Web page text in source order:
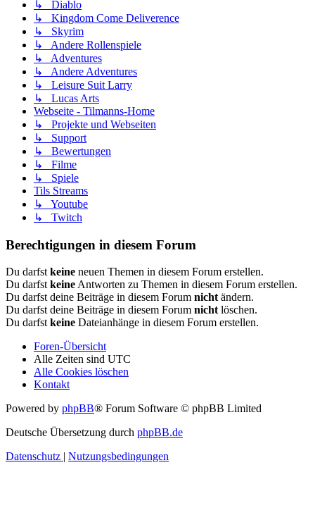
↳ Diablo
↳ Kingdom Come Deliverence
↳ Skyrim
↳ Andere Rollenspiele
↳ Adventures
↳ Andere Adventures
↳ Leisure Suit Larry
↳ Lucas Arts
Webseite - Tilmanns-Home
↳ Projekte und Webseiten
↳ Support
↳ Bewertungen
↳ Filme
↳ Spiele
Tils Streams
↳ Youtube
↳ Twitch
Berechtigungen in diesem Forum
Du darfst keine neuen Themen in diesem Forum erstellen.
Du darfst keine Antworten zu Themen in diesem Forum erstellen.
Du darfst deine Beiträge in diesem Forum nicht ändern.
Du darfst deine Beiträge in diesem Forum nicht löschen.
Du darfst keine Dateianhänge in diesem Forum erstellen.
Foren-Übersicht
Alle Zeiten sind UTC
Alle Cookies löschen
Kontakt
Powered by phpBB® Forum Software © phpBB Limited
Deutsche Übersetzung durch phpBB.de
Datenschutz | Nutzungsbedingungen